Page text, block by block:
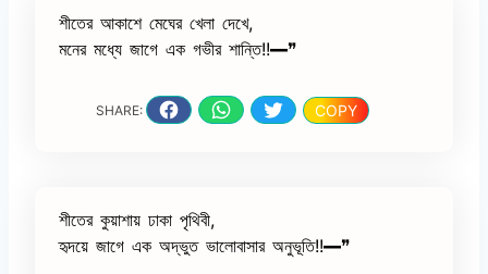
শীতের আকাশে মেঘের খেলা দেখে,
মনের মধ্যে জাগে এক গভীর শান্তি!!━❞
SHARE: COPY
শীতের কুয়াশায় ঢাকা পৃথিবী,
হৃদয়ে জাগে এক অদ্ভুত ভালোবাসার অনুভূতি!!━❞